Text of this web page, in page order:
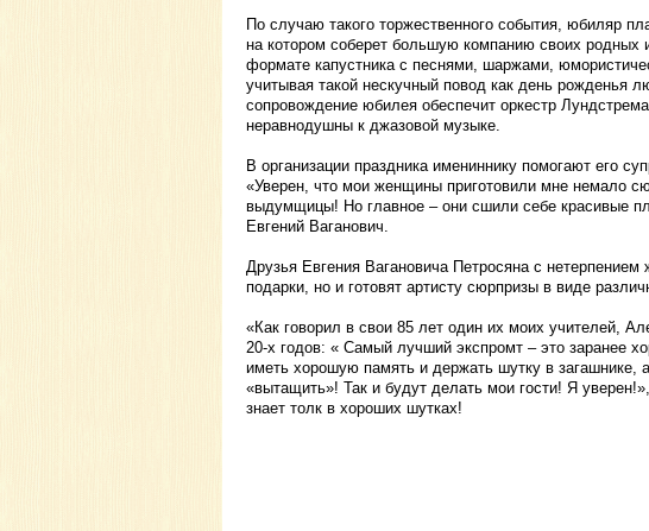
По случаю такого торжественного события, юбиляр
на котором соберет большую компанию своих родных
формате капустника с песнями, шаржами,
учитывая такой нескучный повод как день рожденья
сопровождение юбилея обеспечит оркестр
неравнодушны к джазовой музыке.
В организации праздника имениннику помогают его
«Уверен, что мои женщины приготовили мне немало
выдумщицы! Но главное – они сшили себе красивые
Евгений Ваганович.
Друзья Евгения Вагановича Петросяна с
подарки, но и готовят артисту сюрпризы в виде
«Как говорил в свои 85 лет один их моих учителей,
20-х годов: « Самый лучший экспромт – это заранее
иметь хорошую память и держать шутку в загашнике,
«вытащить»! Так и будут делать мои гости! Я
знает толк в хороших шутках!